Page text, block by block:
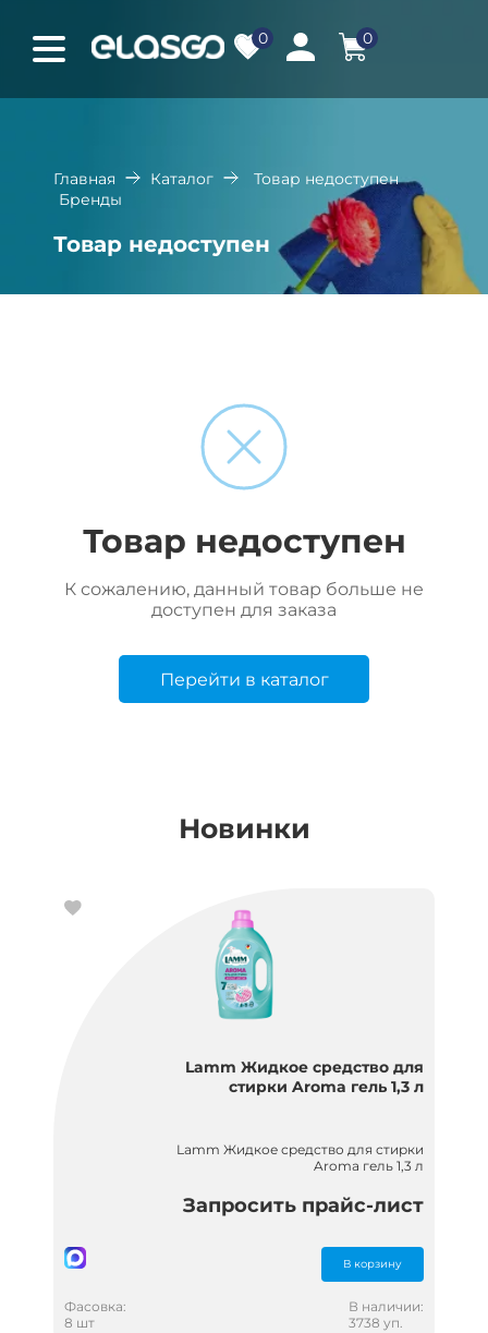
0 0
Главная Каталог
Товар недоступен
Бренды
Товар недоступен
Товар недоступен
К сожалению, данный товар больше не
доступен для заказа
Перейти в каталог
Новинки
Lamm Жидкое средство для
стирки Aroma гель 1,3 л
Lamm Жидкое средство для стирки
Aroma гель 1,3 л
Запросить прайс-лист
В корзину
Фасовка:
8 шт
В наличии:
3738 уп.